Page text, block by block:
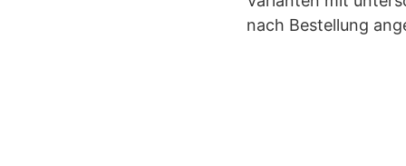
nach Bestellung